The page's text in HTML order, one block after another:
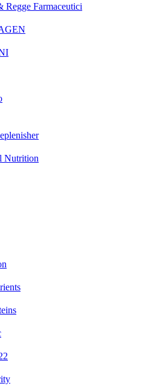
Regge Farmaceutici
Nutrition